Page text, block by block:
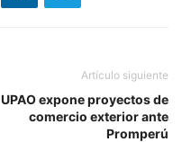
Artículo siguiente
UPAO expone proyectos de
comercio exterior ante
Promperú